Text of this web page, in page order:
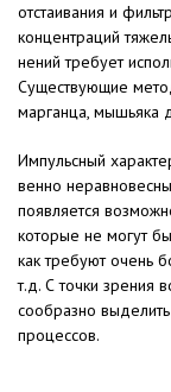
отстаивания и
концентраций
нений требует
Сущест­вующие
марганца, мышьяка
Импульсный
венно
появляется
которые не могут
как требуют очень
т.д. С точки зрения
сообразно
процессов.